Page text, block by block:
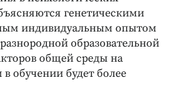
генетическими
индивидуальным опытом
образовательной
общей среды на
обучении будет более